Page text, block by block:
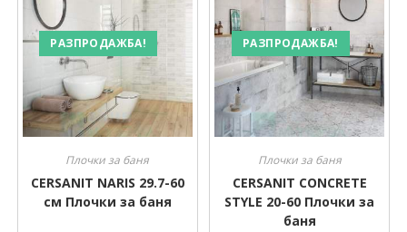
РАЗПРОДАЖБА!
Плочки за баня
CERSANIT NARIS 29.7-60
см Плочки за баня
РАЗПРОДАЖБА!
Плочки за баня
CERSANIT CONCRETE
STYLE 20-60 Плочки за
баня